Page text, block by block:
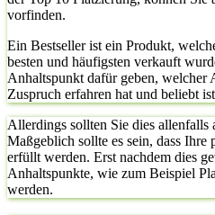
vorfinden.
Ein Bestseller ist ein Produkt,
besten und häufigsten verkauft
Anhaltspunkt dafür geben, welcher
Zuspruch erfahren hat und beliebt
Allerdings sollten Sie dies allenfalls
Maßgeblich sollte es sein, dass Ihre
erfüllt werden. Erst nachdem dies
Anhaltspunkte, wie zum Beispiel
werden.